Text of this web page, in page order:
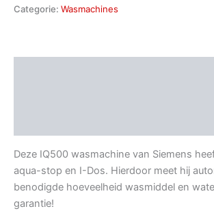
Categorie: Wasmachines
Deze IQ500 wasmachine van Siemens
aqua-stop en I-Dos. Hierdoor meet hij
benodigde hoeveelheid wasmiddel en
garantie!